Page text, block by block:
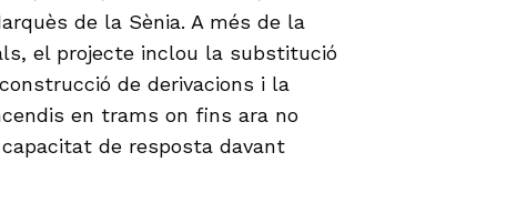
de la Sènia. A més de la
el projecte inclou la substitució
de derivacions i la
en trams on fins ara no
de resposta davant